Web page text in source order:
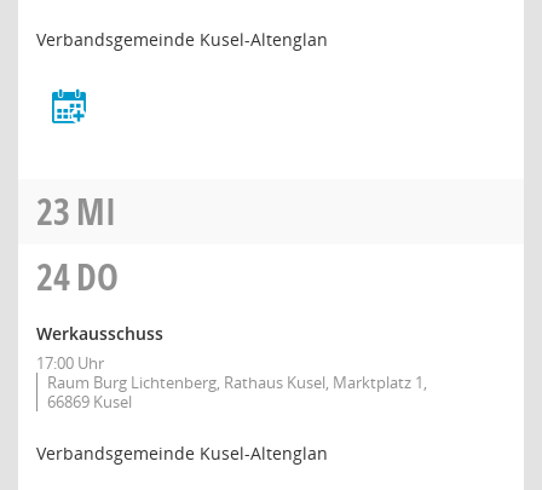
Verbandsgemeinde Kusel-Altenglan
23MI
24DO
Werkausschuss
17:00 Uhr
Raum Burg Lichtenberg, Rathaus Kusel, Marktplatz 1,
66869 Kusel
Verbandsgemeinde Kusel-Altenglan